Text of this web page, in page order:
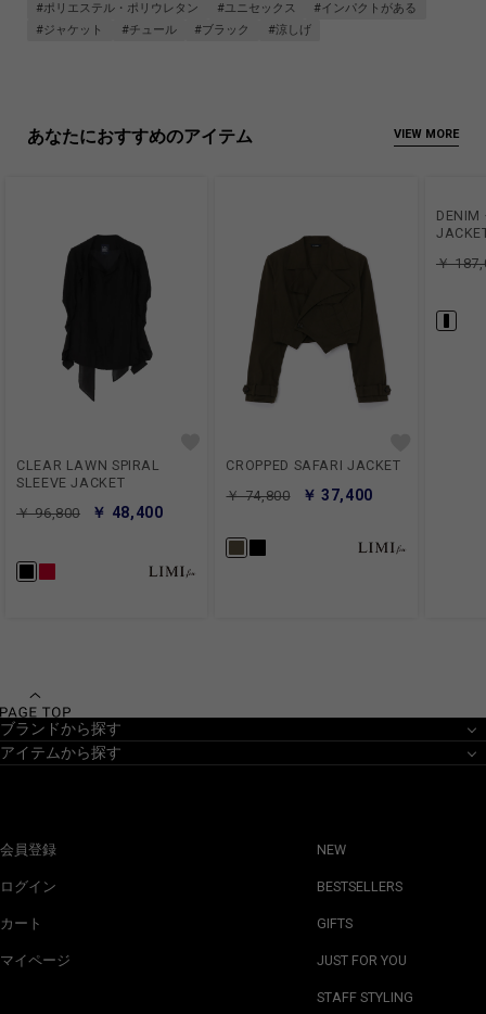
#ポリエステル・ポリウレタン
#ユニセックス
#インパクトがある
#ジャケット
#チュール #ブラック #涼しげ
あなたにおすすめのアイテム VIEW MORE
CLEAR LAWN SPIRAL
SLEEVE JACKET
￥ 96,800
￥ 48,400
CROPPED SAFARI JACKET
￥ 74,800
￥ 37,400
DENIM
￥
ブランドから探す
アイテムから探す
会員登録
ログイン
カート
マイページ
NEW
BESTSELLERS
GIFTS
JUST FOR YOU
STAFF STYLING